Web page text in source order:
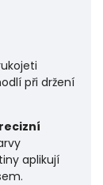
při držení
aplikují